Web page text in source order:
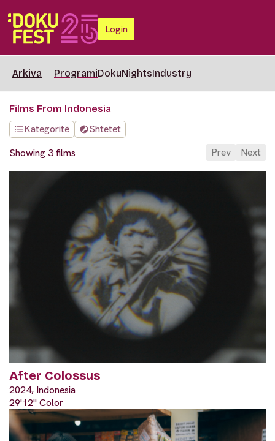
Login
Arkiva ProgramiDokuNightsIndustry
Films From Indonesia
Kategoritë
Shtetet
Showing 3 films
Prev Next
After Colossus
2024, Indonesia
29'12" Color